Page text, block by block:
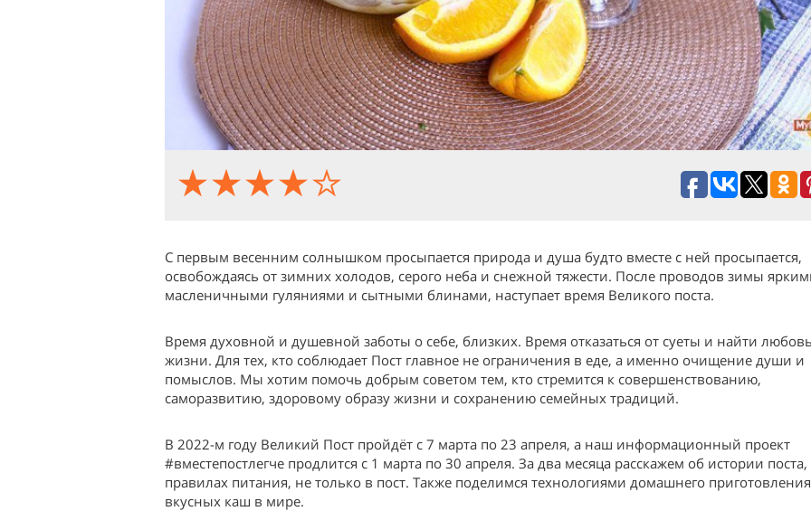
С первым весенним солнышком просыпается природа и душа будто вместе с ней просыпается,
освобождаясь от зимних холодов, серого неба и снежной тяжести. После проводов зимы
масленичными гуляниями и сытными блинами, наступает время Великого поста.
Время духовной и душевной заботы о себе, близких. Время отказаться от суеты и найти
жизни. Для тех, кто соблюдает Пост главное не ограничения в еде, а именно очищение души и
помыслов. Мы хотим помочь добрым советом тем, кто стремится к совершенствованию,
саморазвитию, здоровому образу жизни и сохранению семейных традиций.
В 2022-м году Великий Пост пройдёт с 7 марта по 23 апреля, а наш информационный проект
#вместепостлегче продлится с 1 марта по 30 апреля. За два месяца расскажем об истории поста,
правилах питания, не только в пост. Также поделимся технологиями домашнего
вкусных каш в мире.